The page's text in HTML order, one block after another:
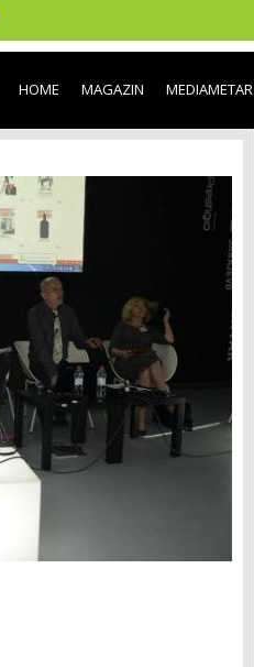
content
HOME MAGAZIN MEDIAMETAR